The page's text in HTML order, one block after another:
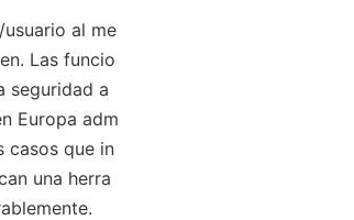
al me
Las funcio
seguridad a
Europa adm
casos que in
una herra